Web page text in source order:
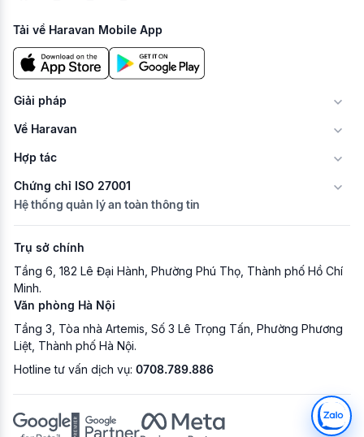
Tải về Haravan Mobile App
Giải pháp
Về Haravan
Hợp tác
Chứng chỉ ISO 27001
Hệ thống quản lý an toàn thông tin
Trụ sở chính
Tầng 6, 182 Lê Đại Hành, Phường Phú Thọ, Thành phố Hồ Chí
Minh.
Văn phòng Hà Nội
Tầng 3, Tòa nhà Artemis, Số 3 Lê Trọng Tấn, Phường Phương
Liệt, Thành phố Hà Nội.
Hotline tư vấn dịch vụ: 0708.789.886